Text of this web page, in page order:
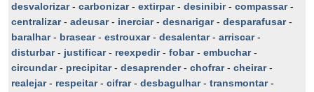
desvalorizar- carbonizar- extirpar- desinibir- compassar-
centralizar- adeusar- inerciar- desnarigar- desparafusar-
baralhar- brasear- estrouxar- desalentar- arriscar-
disturbar- justificar- reexpedir- fobar- embuchar-
circundar- precipitar- desaprender- chofrar- cheirar-
realejar- respeitar- cifrar- desbagulhar- transmontar-